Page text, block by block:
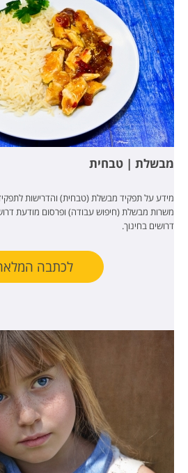
מבשלת | טבחית
מידע על תפקיד מבשלת (טבחית) והדרישות
משרות מבשלת (חיפוש עבודה) ופרסום מודעת
דרושים בחינוך.
לכתבה